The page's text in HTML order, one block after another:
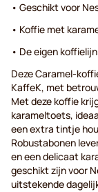
• Geschikt voor
• Koffie met
• De eigen
Deze Caramel-
KaffeK, met
Met deze koffie
karameltoets,
een extra tintje
Robustabonen
en een delicaat
geschikt zijn voor
uitstekende